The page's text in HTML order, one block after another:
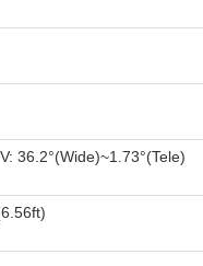
36.2°(Wide)~1.73°(Tele)